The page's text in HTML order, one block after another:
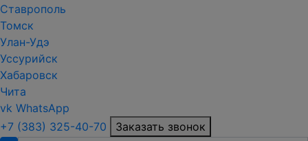
Ставрополь
Томск
Улан-Удэ
Уссурийск
Хабаровск
Чита
vk WhatsApp
+7 (383) 325-40-70
Заказать звонок